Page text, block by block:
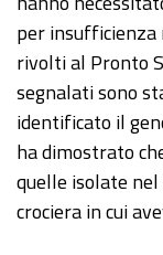
per insufficienza
rivolti al Pronto
segnalati sono
identificato il
ha dimostrato
quelle isolate
crociera in cui